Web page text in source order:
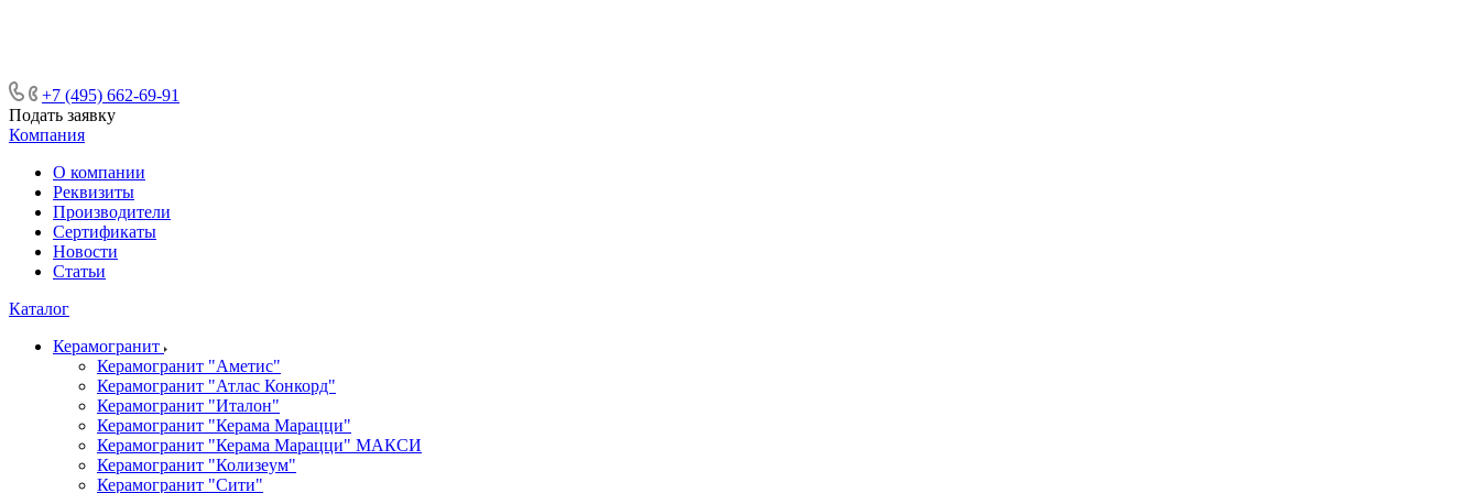
+7 (495) 662-69-91
Подать заявку
Компания
О компании
Реквизиты
Производители
Сертификаты
Новости
Статьи
Каталог
Керамогранит
Керамогранит "Аметис"
Керамогранит "Атлас Конкорд"
Керамогранит "Италон"
Керамогранит "Керама Марацци"
Керамогранит "Керама Марацци" МАКСИ
Керамогранит "Колизеум"
Керамогранит "Сити"